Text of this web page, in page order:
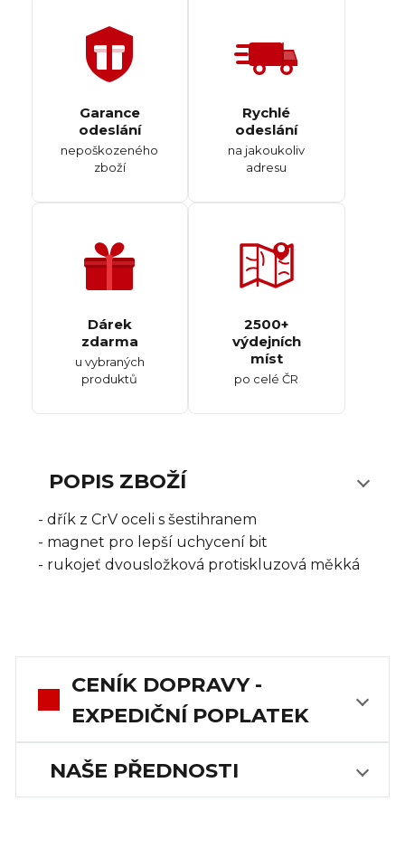
Garance
odeslání
nepoškozeného
zboží
Rychlé
odeslání
na jakoukoliv
adresu
Dárek
zdarma
u vybraných
produktů
2500+
výdejních
míst
po celé ČR
POPIS ZBOŽÍ
- dřík z CrV oceli s šestihranem
- magnet pro lepší uchycení bit
- rukojeť dvousložková protiskluzová měkká
CENÍK DOPRAVY -
EXPEDIČNÍ POPLATEK
NAŠE PŘEDNOSTI